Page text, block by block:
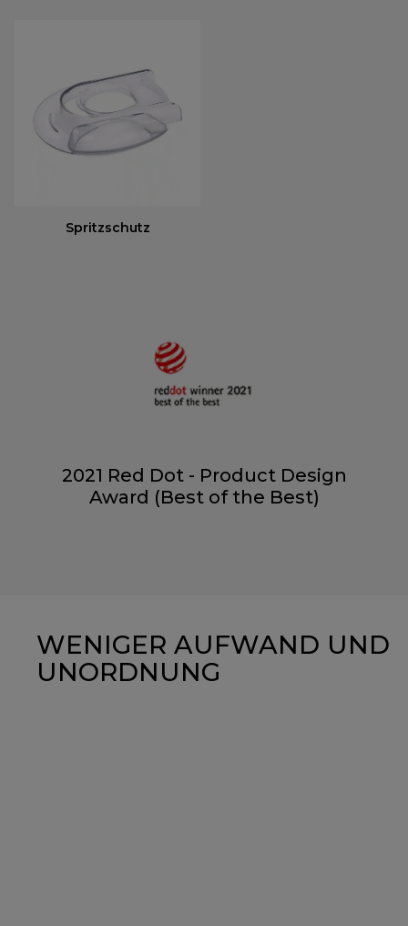
Spritzschutz
2021 Red Dot - Product Design
Award (Best of the Best)
WENIGER AUFWAND UND
UNORDNUNG